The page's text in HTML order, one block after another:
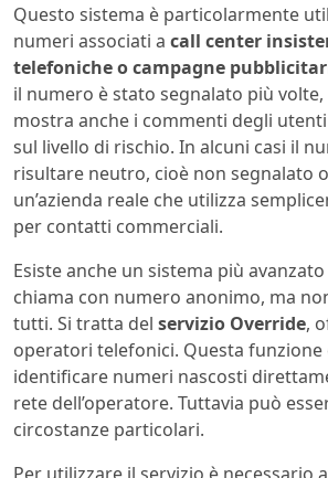
Questo sistema è particolarmente
numeri associati a call center
telefoniche o campagne
il numero è stato segnalato più
mostra anche i commenti degli
sul livello di rischio. In alcuni casi il
risultare neutro, cioè non segnalato
un’azienda reale che utilizza
per contatti commerciali.
Esiste anche un sistema più
chiama con numero anonimo, ma
tutti. Si tratta del servizio Override,
operatori telefonici. Questa funzione
identificare numeri nascosti
rete dell’operatore. Tuttavia può
circostanze particolari.